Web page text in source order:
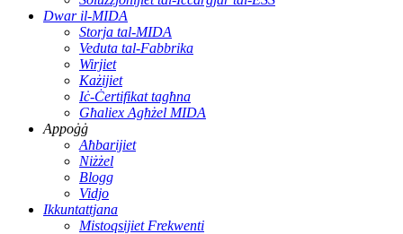
Dwar il-MIDA
Storja tal-MIDA
Veduta tal-Fabbrika
Wirjiet
Każijiet
Iċ-Ċertifikat tagħna
Għaliex Agħżel MIDA
Appoġġ
Aħbarijiet
Niżżel
Blogg
Vidjo
Ikkuntattjana
Mistoqsijiet Frekwenti